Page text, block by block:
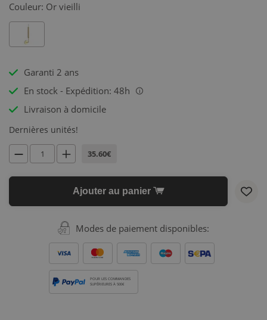
Couleur: Or vieilli
Garanti 2 ans
En stock - Expédition: 48h
i
Livraison à domicile
Dernières unités!
35.60€
Ajouter au panier
Modes de paiement disponibles:
POUR LES COMMANDES
SUPÉRIEURES À 500€